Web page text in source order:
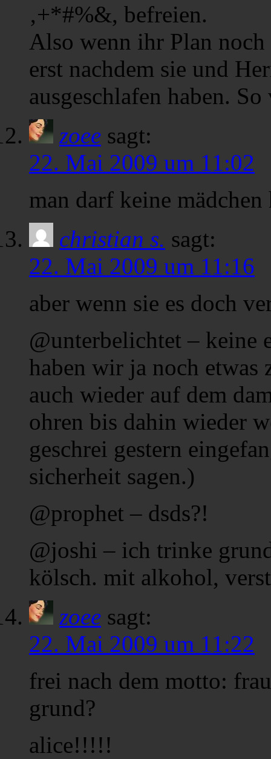
‚+*#%&, befreien.
Also wenn ihr Plan
erst nachdem sie und
ausgeschlafen haben.
zoee sagt:
22. Mai 2009 um 11:02
man darf keine mädchen
christian s. sagt:
22. Mai 2009 um 11:16
aber wenn sie es doch
@unterbelichtet – keine
haben wir ja noch
auch wieder auf dem
ohren bis dahin wieder
geschrei gestern
sicherheit sagen.)
@prophet – dsds?!
@joshi – ich trinke
kölsch. mit alkohol,
zoee sagt:
22. Mai 2009 um 11:22
frei nach dem motto:
grund?
alice!!!!!